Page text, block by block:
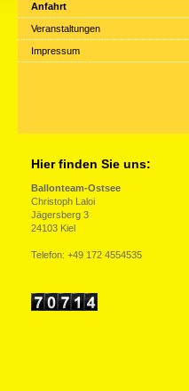
Anfahrt
Veranstaltungen
Impressum
Hier finden Sie uns:
Ballonteam-Ostsee
Christoph Laloi
Jägersberg 3
24103 Kiel
Telefon: +49 172 4554535